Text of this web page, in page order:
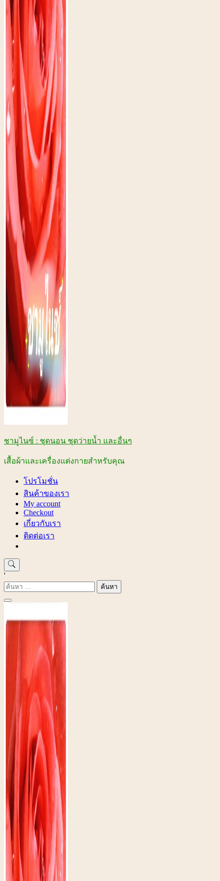
ชามูไนซ์ : ชุดนอน ชุดว่ายน้ำ และอื่นๆ
เสื้อผ้าและเครื่องแต่งกายสำหรับคุณ
โปรโมชั่น
สินค้าของเรา
My account
Checkout
เกี่ยวกับเรา
ติดต่อเรา
'
ค้นหา
สำหรับ: